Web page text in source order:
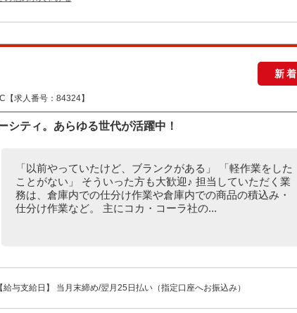
新着
求人番号：84324】
シティ。あらゆる世代が活躍中！
「以前やっていたけど、ブランクがある」 「軽作業をした
ことがない」 そういった方も大歓迎♪ 担当していただく業
務は、倉庫内での仕分け作業や倉庫内での商品の積込み・
仕分け作業など。 主にコカ・コーラ社の...
与支給日】 当月末締め/翌月25日払い（指定口座へお振込み）